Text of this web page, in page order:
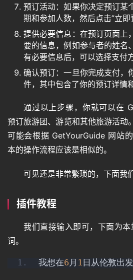
预订活动：如果你决定预订某
期和参加人数，然后点击”立即
提供必要信息：在预订页面上
要的信息，例如参与者的姓名
有必要信息后，可以选择支付
确认预订：一旦你完成支付，
件，其中包含了你的预订详情
通过以上步骤，你就可以在
预订旅游团、游览和其他旅游活动
可能会根据 GetYourGuide 网站
本的操作流程应该是相似的。
可见还是非常繁琐的，下面我
插件教程
我们直接输入即可，下面为
词。
我想在6 月 1 日从伦敦出